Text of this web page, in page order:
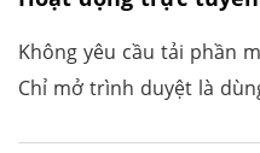
Không yêu cầu tải phần
Chỉ mở trình duyệt là